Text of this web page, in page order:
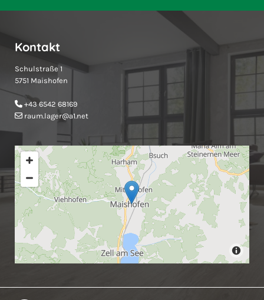
Kontakt
Schulstraße 1
5751 Maishofen
 +43 6542 68169
 raum.lager@a1.net